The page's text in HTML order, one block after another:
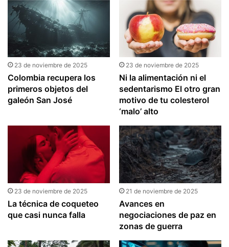
23 de noviembre de 2025
Colombia recupera los
primeros objetos del
galeón San José
23 de noviembre de 2025
Ni la alimentación ni el
sedentarismo El otro gran
motivo de tu colesterol
‘malo’ alto
23 de noviembre de 2025
La técnica de coqueteo
que casi nunca falla
21 de noviembre de 2025
Avances en
negociaciones de paz en
zonas de guerra